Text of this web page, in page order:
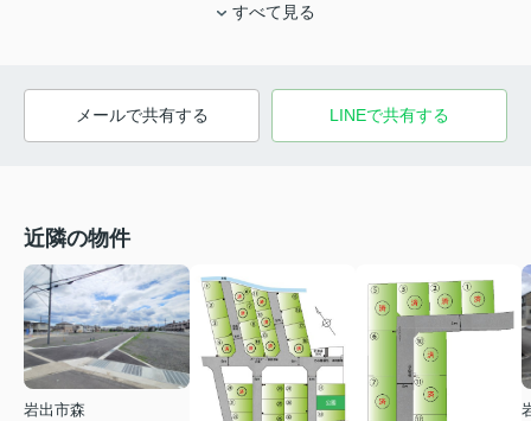
すべて見る
メールで共有する LINEで共有する
近隣の物件
岩出市森